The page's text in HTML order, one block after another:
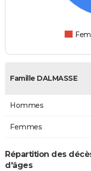
Famille DALMASSE
Hommes
Femmes
Répartition des
d'âges